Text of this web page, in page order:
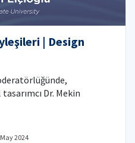
| Design
Dr. Mekin
2024